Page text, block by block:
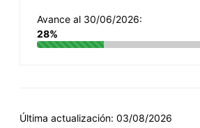
Avance al 30/06/2026:
28%
Última actualización: 03/08/2026